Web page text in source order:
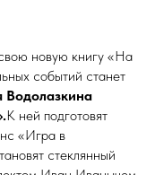
новую книгу «На
событий станет
Водолазкина
К ней подготовят
«Игра в
стеклянный